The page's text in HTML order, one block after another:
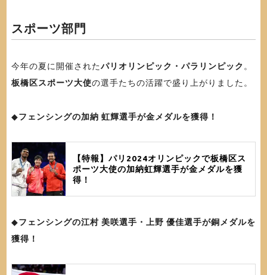
スポーツ部門
今年の夏に開催されたパリオリンピック・パラリンピック 。
板橋区スポーツ大使の選手たちの活躍で盛り上がりました。
◆フェンシングの加納 虹輝選手が金メダルを獲得！
【特報】パリ2024オリンピックで板橋区ス
ポーツ大使の加納虹輝選手が金メダルを獲
得！
◆フェンシングの江村 美咲選手・上野 優佳選手が銅メダルを
獲得！